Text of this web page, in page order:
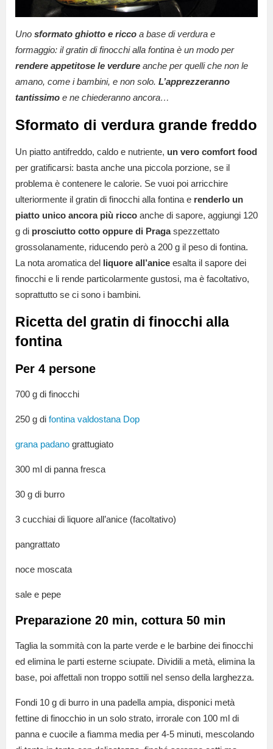
Uno sformato ghiotto e ricco a base di verdura e
formaggio: il gratin di finocchi alla fontina è un modo per
rendere appetitose le verdure anche per quelli che non le
amano, come i bambini, e non solo. L’apprezzeranno
tantissimo e ne chiederanno ancora…
Sformato di verdura grande freddo
Un piatto antifreddo, caldo e nutriente, un vero comfort food
per gratificarsi: basta anche una piccola porzione, se il
problema è contenere le calorie. Se vuoi poi arricchire
ulteriormente il gratin di finocchi alla fontina e renderlo un
piatto unico ancora più ricco anche di sapore, aggiungi 120
g di prosciutto cotto oppure di Pragaspezzettato
grossolanamente, riducendo però a 200 g il peso di fontina.
La nota aromatica del liquore all’anice esalta il sapore dei
finocchi e li rende particolarmente gustosi, ma è facoltativo,
soprattutto se ci sono i bambini.
Ricetta del gratin di finocchi alla
fontina
Per 4 persone
700 g di finocchi
250 g di fontina valdostana Dop
grana padano grattugiato
300 ml di panna fresca
30 g di burro
3 cucchiai di liquore all’anice (facoltativo)
pangrattato
noce moscata
sale e pepe
Preparazione 20 min, cottura 50 min
Taglia la sommità con la parte verde e le barbine dei finocchi
ed elimina le parti esterne sciupate. Dividili a metà, elimina la
base, poi affettali non troppo sottili nel senso della larghezza.
Fondi 10 g di burro in una padella ampia, disponici metà
fettine di finocchio in un solo strato, irrorale con 100 ml di
panna e cuocile a fiamma media per 4-5 minuti, mescolando